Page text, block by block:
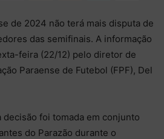
de 2024 não terá mais disputa de
das semifinais. A informação
feira (22/12) pelo diretor de
Paraense de Futebol (FPF), Del
foi tomada em conjunto
do Parazão durante o